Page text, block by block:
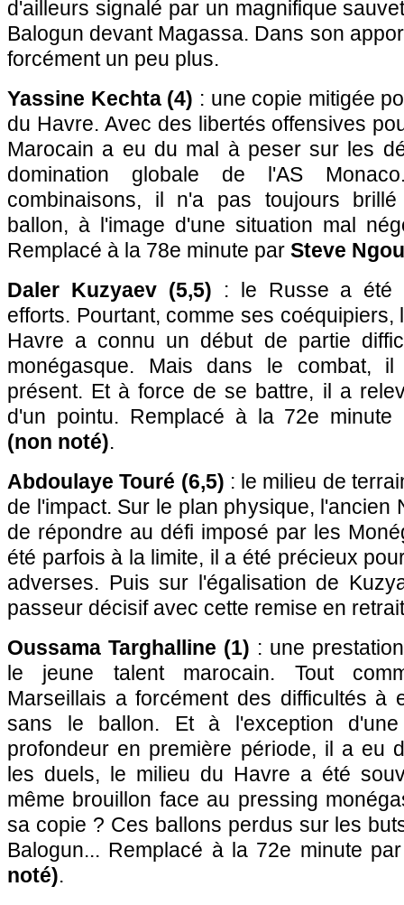
d'ailleurs signalé par un magnifique
Balogun devant Magassa. Dans son
forcément un peu plus.
Yassine Kechta (4) : une copie mitigée
du Havre. Avec des libertés offensives
Marocain a eu du mal à peser sur les
domination globale de l'AS
combinaisons, il n'a pas toujours
ballon, à l'image d'une situation mal
Remplacé à la 78e minute par Steve
Daler Kuzyaev (5,5) : le Russe a été
efforts. Pourtant, comme ses coéquipiers,
Havre a connu un début de partie
monégasque. Mais dans le combat,
présent. Et à force de se battre, il a
d'un pointu. Remplacé à la 72e
(non noté).
Abdoulaye Touré (6,5) : le milieu de
de l'impact. Sur le plan physique, l'ancien
de répondre au défi imposé par les
été parfois à la limite, il a été précieux
adverses. Puis sur l'égalisation de
passeur décisif avec cette remise en
Oussama Targhalline (1) : une
le jeune talent marocain. Tout
Marseillais a forcément des difficultés à
sans le ballon. Et à l'exception
profondeur en première période, il a eu
les duels, le milieu du Havre a été
même brouillon face au pressing
sa copie ? Ces ballons perdus sur les
Balogun... Remplacé à la 72e minute par
noté).